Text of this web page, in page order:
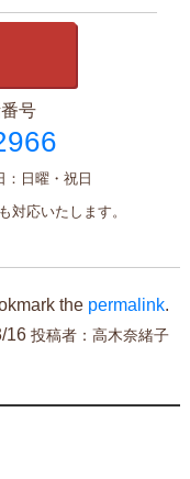
号
： 日曜・祝日
対応いたします。
the permalink.
16 投稿者：高木奈緒子